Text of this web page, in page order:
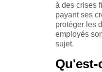
à des crises
payant ses
protéger les
employés
sujet.